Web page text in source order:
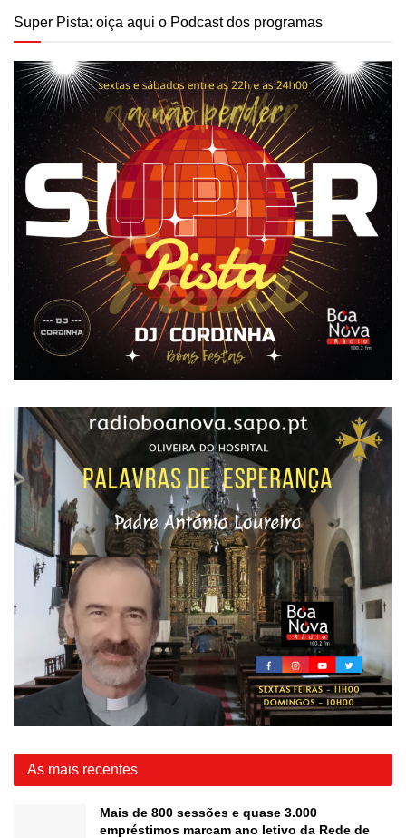
Super Pista: oiça aqui o Podcast dos programas
As mais recentes
Mais de 800 sessões e quase 3.000
empréstimos marcam ano letivo da Rede de